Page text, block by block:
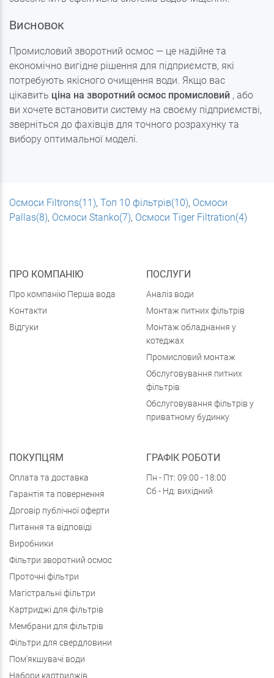
Висновок
Промисловий зворотний осмос — це надійне та
економічно вигідне рішення для підприємств, які
потребують якісного очищення води. Якщо вас
цікавить ціна на зворотний осмос промисловий , або
ви хочете встановити систему на своєму підприємстві,
зверніться до фахівців для точного розрахунку та
вибору оптимальної моделі.
Осмоси Filtrons(11), Топ 10 фільтрів(10), Осмоси
Pallas(8), Осмоси Stanko(7), Осмоси Tiger Filtration(4)
ПРО КОМПАНІЮ
Про компанію Перша вода
Контакти
Відгуки
ПОСЛУГИ
Аналіз води
Монтаж питних фільтрів
Монтаж обладнання у
котеджах
Промисловий монтаж
Обслуговування питних
фільтрів
Обслуговування фільтрів у
приватному будинку
ПОКУПЦЯМ
Оплата та доставка
Гарантія та повернення
Договір публічної оферти
Питання та відповіді
Виробники
Фільтри зворотний осмос
Проточні фільтри
Магістральні фільтри
Картриджі для фільтрів
Мембрани для фільтрів
Фільтри для свердловини
Пом'якшувачі води
Набори картриджів
ГРАФІК РОБОТИ
Пн - Пт: 09:00 - 18:00
Сб - Нд: вихідний